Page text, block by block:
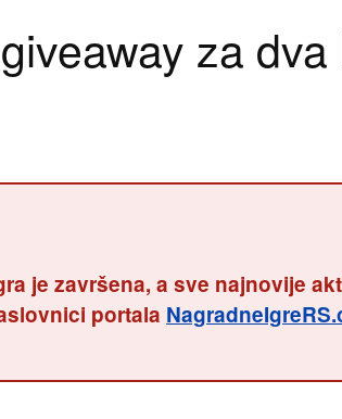
za
je završena, a sve najnovije
portala